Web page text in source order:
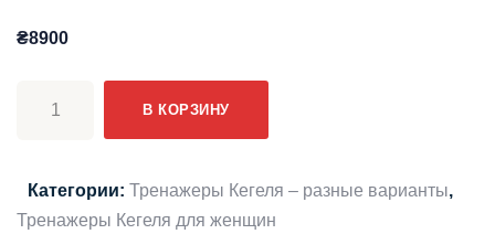
₴8900
Кегеля
для
В КОРЗИНУ
Категории: Тренажеры Кегеля – разные варианты,
Тренажеры Кегеля для женщин